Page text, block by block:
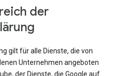
der
gilt für alle Dienste, die von
Unternehmen angeboten
der Dienste, die Google auf